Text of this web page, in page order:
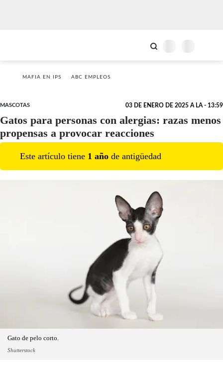
MAFIA EN IPS ABC EMPLEOS
MASCOTAS 03 DE ENERO DE 2025 A LA - 13:59
Gatos para personas con alergias: razas menos
propensas a provocar reacciones
Este artículo tiene 1 año de antigüedad
Gato de pelo corto.
Shutterstock